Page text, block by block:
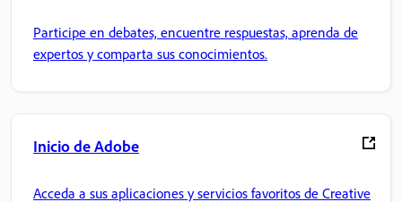
Participe en debates, encuentre respuestas, aprenda de
expertos y comparta sus conocimientos.
Inicio de Adobe
Acceda a sus aplicaciones y servicios favoritos de Creative